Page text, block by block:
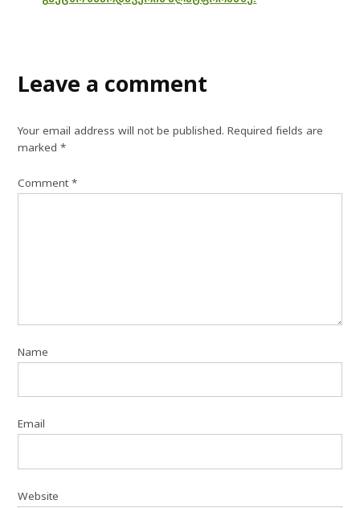
Leave a comment
Your email address will not be published. Required fields are
marked*
Comment*
Name
Email
Website